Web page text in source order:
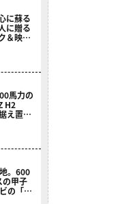
に蘇る
に贈る
＆映画
馬力の
H2
え置き
。600
の甲子
の「ス